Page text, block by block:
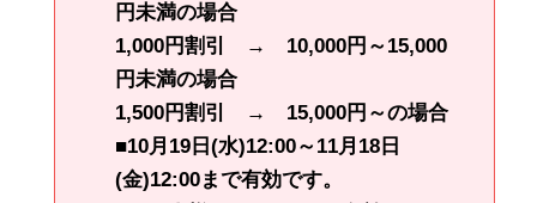
円未満の場合
1,000円割引 → 10,000円～15,000
円未満の場合
1,500円割引 → 15,000円～の場合
■10月19日(水)12:00～11月18日
(金)12:00まで有効です。